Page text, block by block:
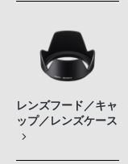
レンズフード／キャ
ップ／レンズケース